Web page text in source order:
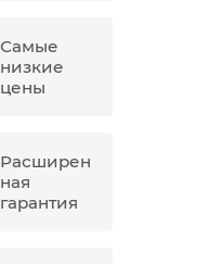
Самые
низкие
цены
Расширен
ная
гарантия